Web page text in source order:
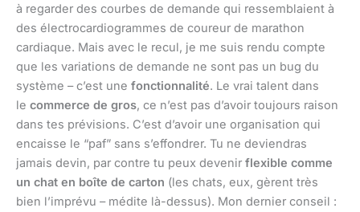
à regarder des courbes de demande qui ressemblaient à
des électrocardiogrammes de coureur de marathon
cardiaque. Mais avec le recul, je me suis rendu compte
que les variations de demande ne sont pas un bug du
système – c’est une fonctionnalité. Le vrai talent dans
le commerce de gros, ce n’est pas d’avoir toujours raison
dans tes prévisions. C’est d’avoir une organisation qui
encaisse le “paf” sans s’effondrer. Tu ne deviendras
jamais devin, par contre tu peux devenir flexible comme
un chat en boîte de carton (les chats, eux, gèrent très
bien l’imprévu – médite là-dessus). Mon dernier conseil :